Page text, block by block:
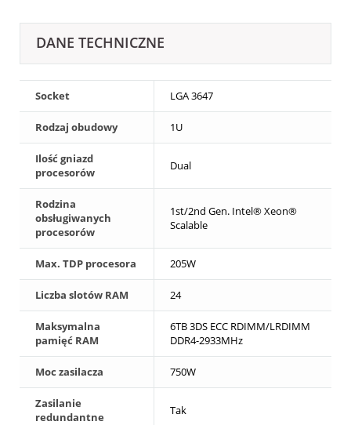
DANE TECHNICZNE
Socket LGA 3647
Rodzaj obudowy 1U
Ilość gniazd
procesorów
Dual
Rodzina
obsługiwanych
procesorów
1st/2nd Gen. Intel® Xeon®
Scalable
Max. TDP procesora 205W
Liczba slotów RAM 24
Maksymalna
pamięć RAM
6TB 3DS ECC RDIMM/LRDIMM
DDR4-2933MHz
Moc zasilacza 750W
Zasilanie
redundantne
Tak